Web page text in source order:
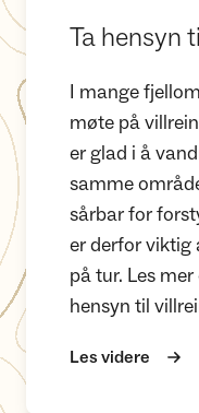
Ta hensyn
I mange
møte på
er glad i å
samme
sårbar for
er derfor viktig
på tur. Les
hensyn til
Les videre